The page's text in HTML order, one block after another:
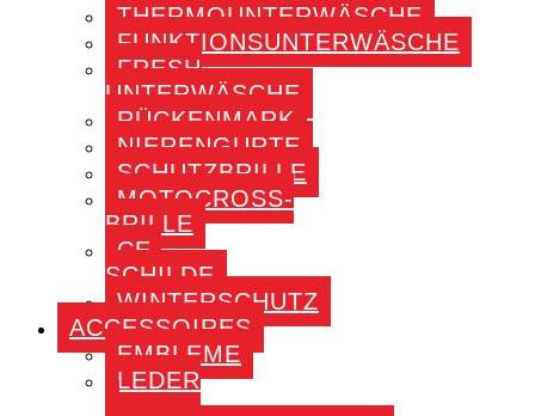
THERMOUNTERWÄSCHE
FUNKTIONSUNTERWÄSCHE
FRESH
UNTERWÄSCHE
RÜCKENMARK
NIERENGURTE
SCHUTZBRILLE
MOTOCROSS-
BRILLE
CE-
SCHILDE
WINTERSCHUTZ
ACCESSOIRES
EMBLEME
LEDER